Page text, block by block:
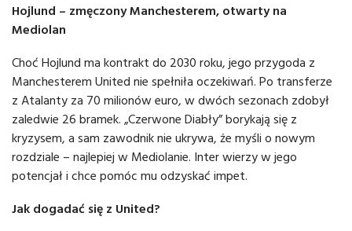
Hojlund – zmęczony Manchesterem, otwarty na
Mediolan
Choć Hojlund ma kontrakt do 2030 roku, jego przygoda z
Manchesterem United nie spełniła oczekiwań. Po transferze
z Atalanty za 70 milionów euro, w dwóch sezonach zdobył
zaledwie 26 bramek. „Czerwone Diabły” borykają się z
kryzysem, a sam zawodnik nie ukrywa, że myśli o nowym
rozdziale – najlepiej w Mediolanie. Inter wierzy w jego
potencjał i chce pomóc mu odzyskać impet.
Jak dogadać się z United?